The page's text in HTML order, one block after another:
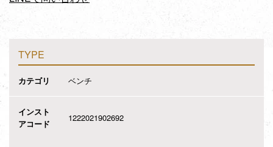
TYPE
カテゴリ ベンチ
インスト
アコード
1222021902692